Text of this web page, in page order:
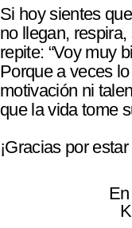
Si hoy sientes
no llegan,
repite: “Voy muy
Porque a veces
motivación ni
que la vida tome
¡Gracias por